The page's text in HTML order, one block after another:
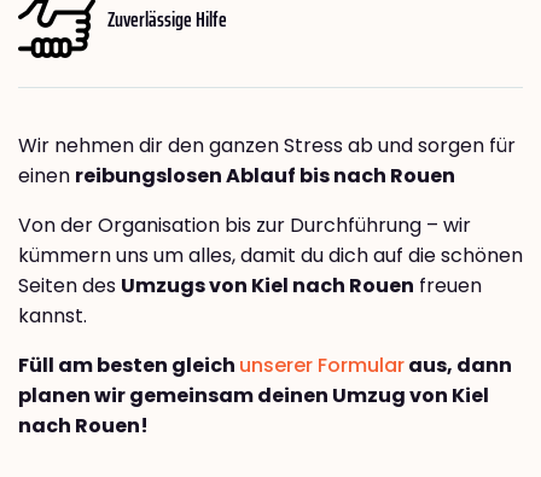
Zuverlässige Hilfe
Wir nehmen dir den ganzen Stress ab und sorgen für
einen reibungslosen Ablauf bis nach Rouen
Von der Organisation bis zur Durchführung – wir
kümmern uns um alles, damit du dich auf die schönen
Seiten des Umzugs von Kiel nach Rouen freuen
kannst.
Füll am besten gleich unserer Formularaus, dann
planen wir gemeinsam deinen Umzug von Kiel
nach Rouen!